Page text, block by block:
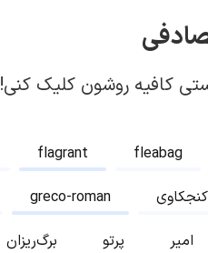
کافیه روشون کلیک کنی!
flagrant fleabag
greco-roman کنجکاوی
برگ‌ریزان پرتو امیر